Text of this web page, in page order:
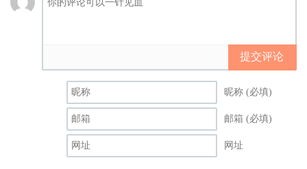
提交评论
昵称 (必填)
邮箱 (必填)
网址